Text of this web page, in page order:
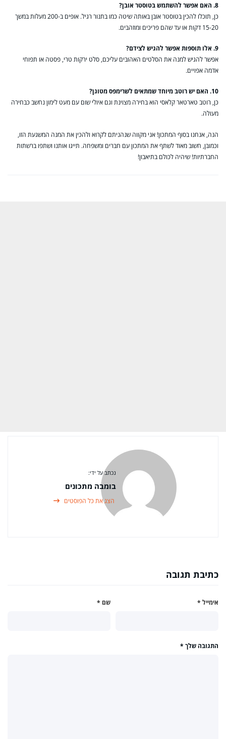
8. האם אפשר להשתמש בטוסטר אובן?
כן, תוכלו להכין בטוסטר אובן באותה שיטה כמו בתנור רגיל. אופים ב-200 מעלות במשך
15-20 דקות או עד שהם פריכים ומוזהבים.
9. אלו תוספות אפשר להגיש לצידם?
אפשר להגיש למנה את הסלטים האהובים עליכם, סלט ירקות טרי, פסטה או תפוחי
אדמה אפויים.
10. האם יש רוטב מיוחד שמתאים לשרימפס מטוגן?
כן, רוטב טארטאר קלאסי הוא בחירה מצוינת וגם איולי שום עם מעט לימון נחשב כבחירה
מעולה.
הנה, אנחנו בסוף המתכון! אני מקווה שנהניתם לקרוא ולהכין את המנה המשגעת הזו,
וכמובן, חשוב מאוד לשתף את המתכון עם חברים ומשפחה. תייגו אותנו ושתפו ברשתות
החברתיות! שיהיה לכולם בתיאבון!
נכתב על ידי:
בומבה מתכונים
הצג את כל הפוסטים
כתיבת תגובה
שם * אימייל *
התגובה שלך *